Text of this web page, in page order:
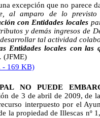
excepción que no parece
al amparo de lo
con Entidades locales
y demás ingresos de
tal actividad
Entidades locales con las
. (JFME)
- 169 KB)
NO PUEDE
de 3 de abril de 2009, de
interpuesto por el
la propiedad de Illescas nº